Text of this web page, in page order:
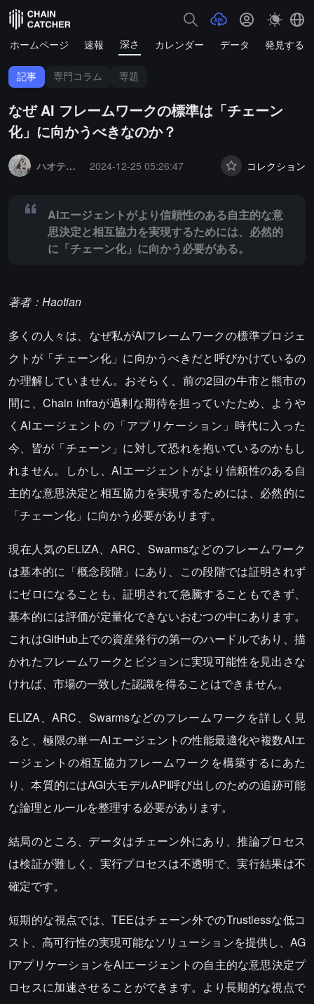
ホームページ 速報 深さ カレンダー データ 発見する
記事 専門コラム 専題
なぜ AI フレームワークの標準は「チェーン
化」に向かうべきなのか？
ハオティアン
2024-12-25 05:26:47 コレクション
AIエージェントがより信頼性のある自主的な意
思決定と相互協力を実現するためには、必然的
に「チェーン化」に向かう必要がある。
著者：Haotian
多くの人々は、なぜ私がAIフレームワークの標準プロジェ
クトが「チェーン化」に向かうべきだと呼びかけているの
か理解していません。おそらく、前の2回の牛市と熊市の
間に、Chain infraが過剰な期待を担っていたため、ようや
くAIエージェントの「アプリケーション」時代に入った
今、皆が「チェーン」に対して恐れを抱いているのかもし
れません。しかし、AIエージェントがより信頼性のある自
主的な意思決定と相互協力を実現するためには、必然的に
「チェーン化」に向かう必要があります。
現在人気のELIZA、ARC、Swarmsなどのフレームワーク
は基本的に「概念段階」にあり、この段階では証明されず
にゼロになることも、証明されて急騰することもできず、
基本的には評価が定量化できないおむつの中にあります。
これはGitHub上での資産発行の第一のハードルであり、描
かれたフレームワークとビジョンに実現可能性を見出さな
ければ、市場の一致した認識を得ることはできません。
ELIZA、ARC、Swarmsなどのフレームワークを詳しく見
ると、極限の単一AIエージェントの性能最適化や複数AIエ
ージェントの相互協力フレームワークを構築するにあた
り、本質的にはAGI大モデルAPI呼び出しのための追跡可能
な論理とルールを整理する必要があります。
結局のところ、データはチェーン外にあり、推論プロセス
は検証が難しく、実行プロセスは不透明で、実行結果は不
確定です。
短期的な視点では、TEEはチェーン外でのTrustlessな低コ
スト、高可行性の実現可能なソリューションを提供し、AG
IアプリケーションをAIエージェントの自主的な意思決定プ
ロセスに加速させることができます。より長期的な視点で